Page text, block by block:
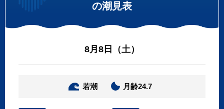
の潮見表
8月8日（土）
若潮 月齢24.7